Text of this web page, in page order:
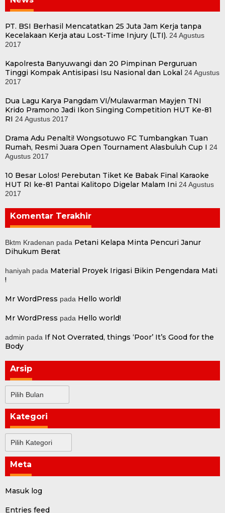
PT. BSI Berhasil Mencatatkan 25 Juta Jam Kerja tanpa
Kecelakaan Kerja atau Lost-Time Injury (LTI). 24 Agustus
2017
Kapolresta Banyuwangi dan 20 Pimpinan Perguruan
Tinggi Kompak Antisipasi Isu Nasional dan Lokal 24 Agustus
2017
Dua Lagu Karya Pangdam VI/Mulawarman Mayjen TNI
Krido Pramono Jadi Ikon Singing Competition HUT Ke-81
RI 24 Agustus 2017
Drama Adu Penalti! Wongsotuwo FC Tumbangkan Tuan
Rumah, Resmi Juara Open Tournament Alasbuluh Cup I 24
Agustus 2017
10 Besar Lolos! Perebutan Tiket Ke Babak Final Karaoke
HUT RI ke-81 Pantai Kalitopo Digelar Malam Ini 24 Agustus
2017
Komentar Terakhir
Bktm Kradenan pada Petani Kelapa Minta Pencuri Janur
Dihukum Berat
haniyah pada Material Proyek Irigasi Bikin Pengendara Mati
!
Mr WordPress pada Hello world!
Mr WordPress pada Hello world!
admin pada If Not Overrated, things ‘Poor’ It’s Good for the
Body
Arsip
Kategori
Meta
Masuk log
Entries feed